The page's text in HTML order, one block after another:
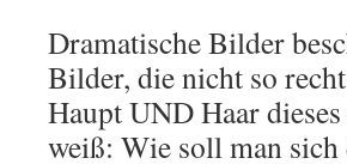
Dramatische Bilder
Bilder, die nicht so
Haupt UND Haar
weiß: Wie soll man sich